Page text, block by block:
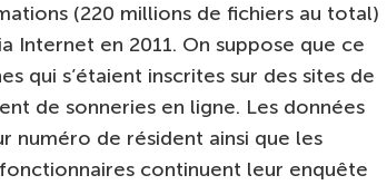
(220 millions de fichiers au total)
Internet en 2011. On suppose que ce
qui s’étaient inscrites sur des sites de
de sonneries en ligne. Les données
numéro de résident ainsi que les
continuent leur enquête